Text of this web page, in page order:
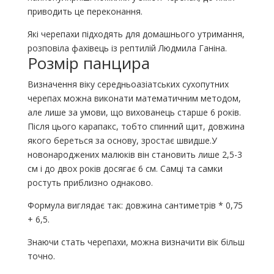
приводить це переконання.
Які черепахи підходять для домашнього утримання,
розповіла фахівець із рептилій Людмила Ганіна.
Розмір панцира
Визначення віку середньоазіатських сухопутних
черепах можна виконати математичним методом,
але лише за умови, що вихованець старше 6 років.
Після цього карапакс, тобто спинний щит, довжина
якого береться за основу, зростає швидше.У
новонароджених малюків він становить лише 2,5-3
см і до двох років досягає 6 см. Самці та самки
ростуть приблизно однаково.
Формула виглядає так: довжина сантиметрів * 0,75
+ 6,5.
Знаючи стать черепахи, можна визначити вік більш
точно.